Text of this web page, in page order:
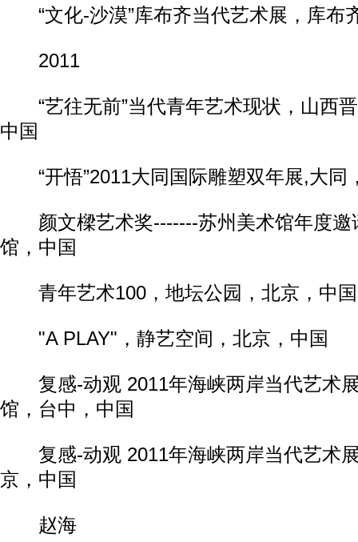
“文化-沙漠”库布齐当代艺术展，库布
2011
“艺往无前”当代青年艺术现状，山西
中国
“开悟”2011大同国际雕塑双年展,大同
颜文樑艺术奖-------苏州美术馆年度邀
馆，中国
青年艺术100，地坛公园，北京，中国
"A PLAY"，静艺空间，北京，中国
复感-动观 2011年海峡两岸当代艺术
馆，台中，中国
复感-动观 2011年海峡两岸当代艺术
京，中国
赵海